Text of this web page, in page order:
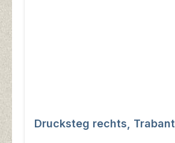
Drucksteg rechts, Trabant